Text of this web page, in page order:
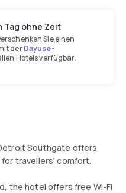
Tag ohne Zeit
Sie einen
derDayuse-
Hotels verfügbar.
Southgate offers
travellers' comfort.
the hotel offers free Wi-Fi